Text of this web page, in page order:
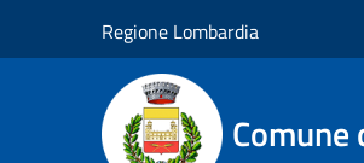
Regione Lombardia
Comune